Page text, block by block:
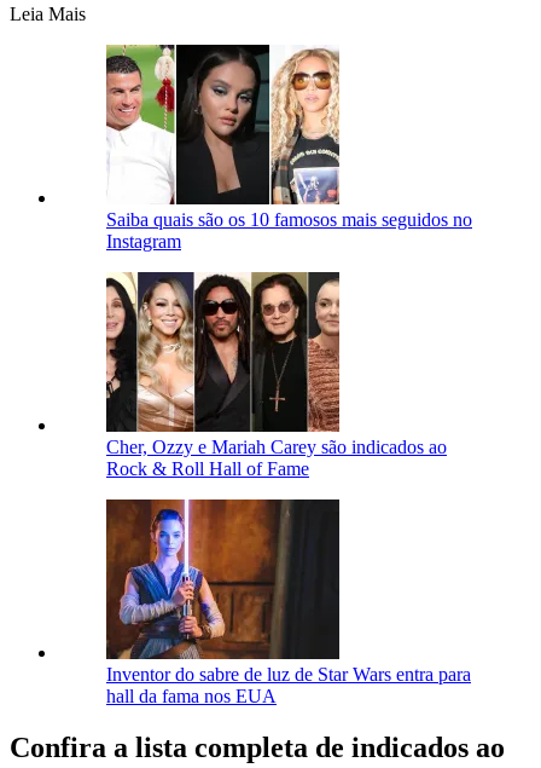
Leia Mais
Saiba quais são os 10 famosos mais seguidos no
Instagram
Cher, Ozzy e Mariah Carey são indicados ao
Rock & Roll Hall of Fame
Inventor do sabre de luz de Star Wars entra para
hall da fama nos EUA
Confira a lista completa de indicados ao